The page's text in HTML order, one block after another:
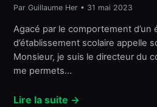
Par Guillaume Her • 31 mai 2023
Agacé par le comportement d’un
d’établissement scolaire appelle
Monsieur, je suis le directeur du
me permets…
Lire la suite →